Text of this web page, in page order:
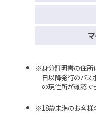
身分証明書の住所
日以降発行のパス
の現住所が確認で
18歳未満のお客様